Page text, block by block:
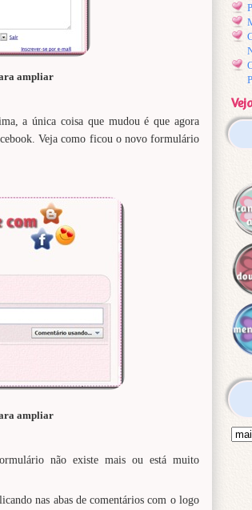
ampliar
a única coisa que mudou é que agora
Veja como ficou o novo formulário
ampliar
não existe mais ou está muito
nas abas de comentários com o logo